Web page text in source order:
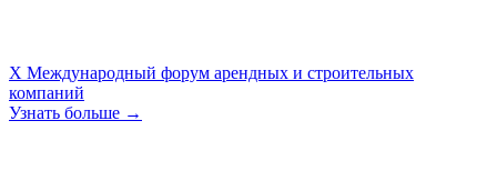
X Международный форум арендных и строительных
компаний
Узнать больше →